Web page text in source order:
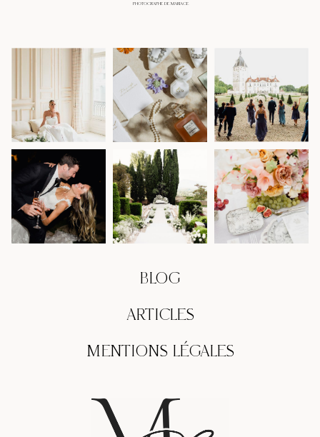
PHOTOGRAPHE DE MARIAGE
BLOG
ARTICLES
MENTIONS LÉGALES